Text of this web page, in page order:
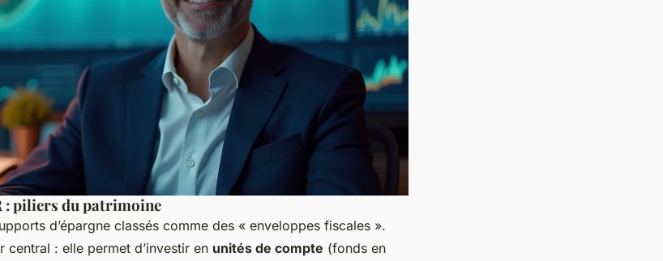
: piliers du patrimoine
d’épargne classés comme des « enveloppes fiscales ».
central : elle permet d’investir en unités de compte (fonds en